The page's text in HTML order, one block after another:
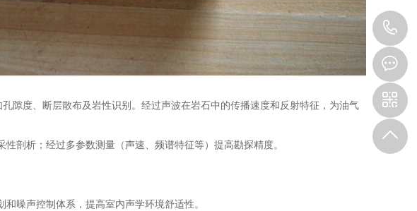
隙度、断层散布及岩性识别。经过声波在岩石中的传播速度和反射特征，为油气
剖析；经过多参数测量（声速、频谱特征等）提高勘探精度。
噪声控制体系，提高室内声学环境舒适性。